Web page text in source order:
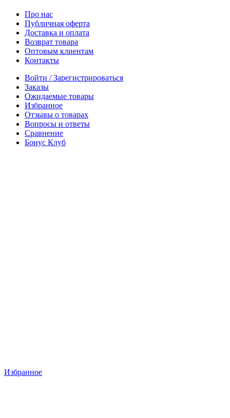
Про нас
Публичная оферта
Доставка и оплата
Возврат товара
Оптовым клиентам
Контакты
Войти / Зарегистрироваться
Заказы
Ожидаемые товары
Избранное
Отзывы о товарах
Вопросы и ответы
Сравнение
Бонус Клуб
Избранное